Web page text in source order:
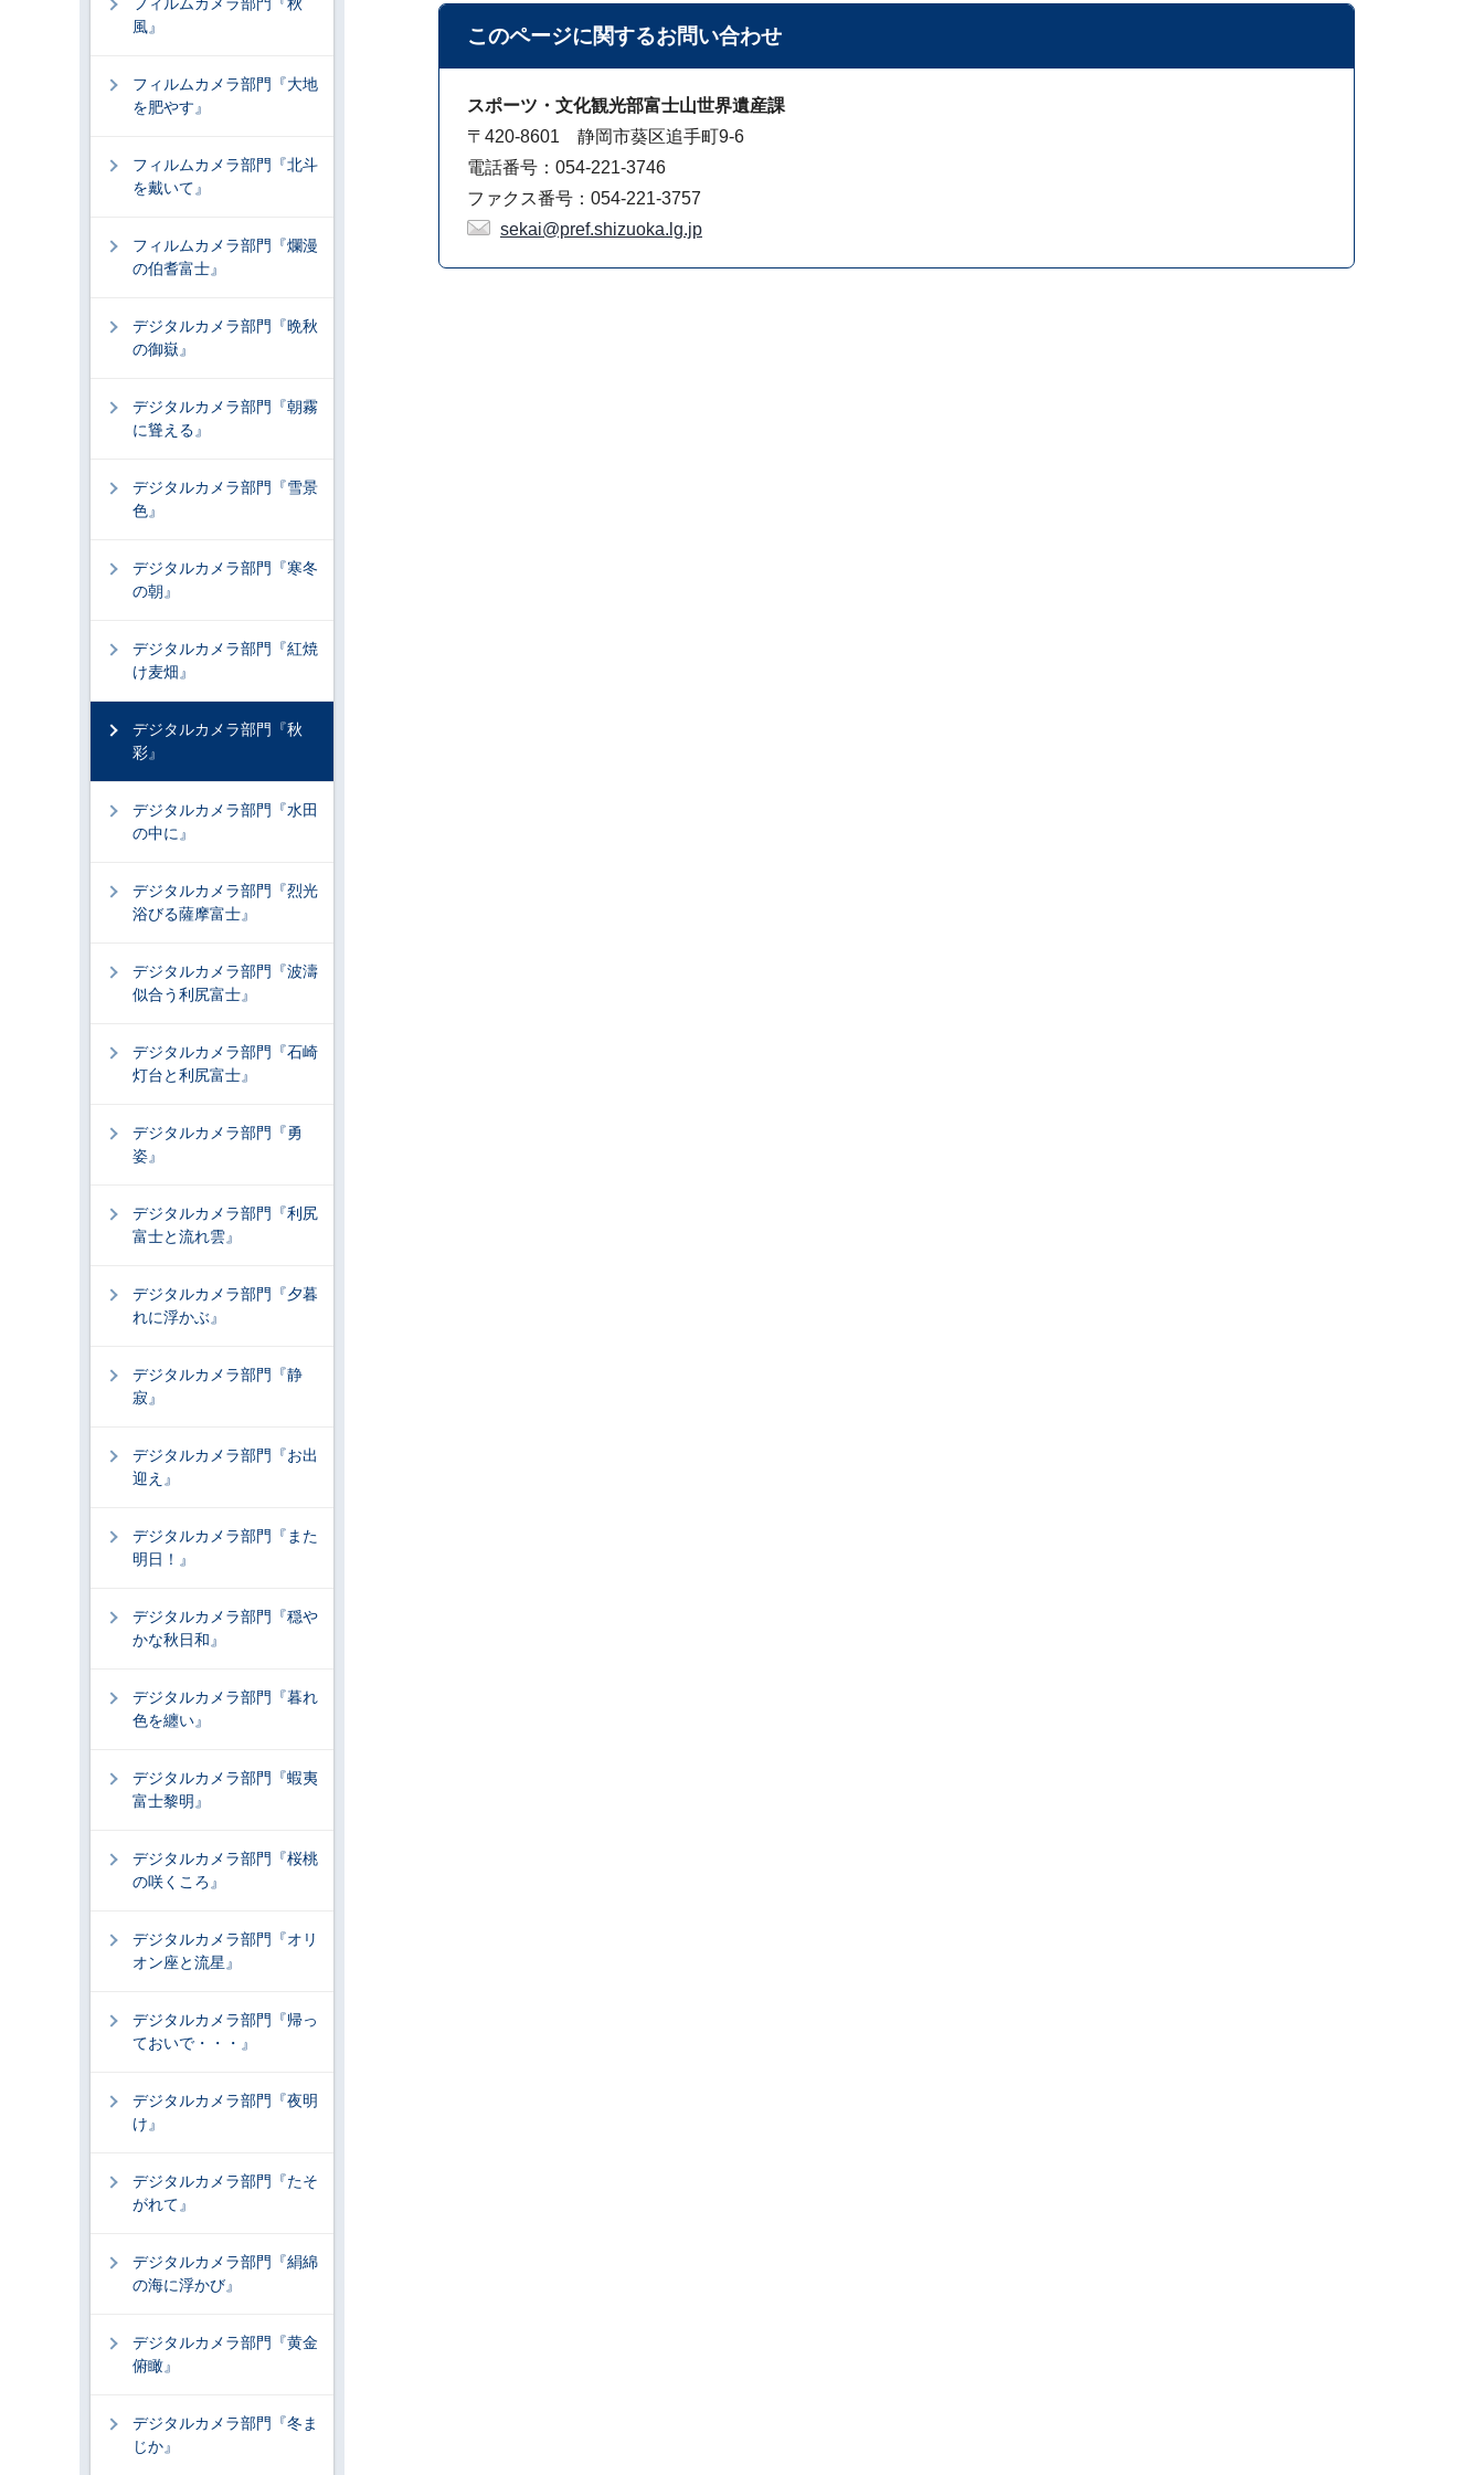
このページに関するお問い合わせ
スポーツ・文化観光部富士山世界遺産課
〒420-8601 静岡市葵区追手町9-6
電話番号：054-221-3746
ファクス番号：054-221-3757
sekai@pref.shizuoka.lg.jp
風』
フィルムカメラ部門『大地
を肥やす』
フィルムカメラ部門『北斗
を戴いて』
フィルムカメラ部門『爛漫
の伯耆富士』
デジタルカメラ部門『晩秋
の御嶽』
デジタルカメラ部門『朝霧
に聳える』
デジタルカメラ部門『雪景
色』
デジタルカメラ部門『寒冬
の朝』
デジタルカメラ部門『紅焼
け麦畑』
デジタルカメラ部門『秋
彩』
デジタルカメラ部門『水田
の中に』
デジタルカメラ部門『烈光
浴びる薩摩富士』
デジタルカメラ部門『波濤
似合う利尻富士』
デジタルカメラ部門『石崎
灯台と利尻富士』
デジタルカメラ部門『勇
姿』
デジタルカメラ部門『利尻
富士と流れ雲』
デジタルカメラ部門『夕暮
れに浮かぶ』
デジタルカメラ部門『静
寂』
デジタルカメラ部門『お出
迎え』
デジタルカメラ部門『また
明日！』
デジタルカメラ部門『穏や
かな秋日和』
デジタルカメラ部門『暮れ
色を纏い』
デジタルカメラ部門『蝦夷
富士黎明』
デジタルカメラ部門『桜桃
の咲くころ』
デジタルカメラ部門『オリ
オン座と流星』
デジタルカメラ部門『帰っ
ておいで・・・』
デジタルカメラ部門『夜明
け』
デジタルカメラ部門『たそ
がれて』
デジタルカメラ部門『絹綿
の海に浮かび』
デジタルカメラ部門『黄金
俯瞰』
デジタルカメラ部門『冬ま
じか』